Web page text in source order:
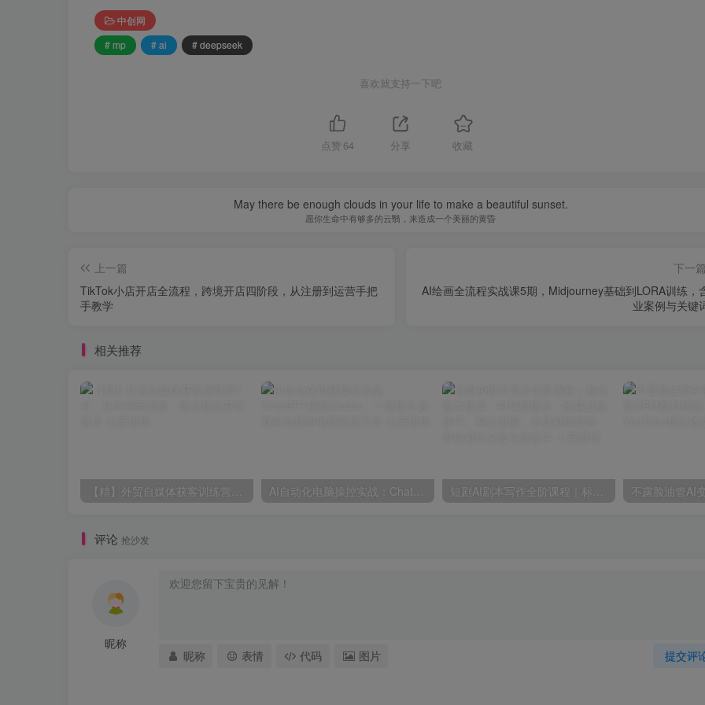
中创网
# mp
# ai # deepseek
喜欢就支持一下吧
点赞 64 分享 收藏
May there be enough clouds in your life to make a beautiful sunset.
愿你生命中有够多的云翳，来造成一个美丽的黄昏
上一篇
TikTok小店开店全流程，跨境开店四阶段，从注册到运营手把
手教学
下一篇
AI绘画全流程实战课5期，Midjourney基础到LORA训练，
业案例与关键
相关推荐
【精】外贸自媒体获客训练营7月，从内容到询盘，建立稳定获客路径 AI自动化电脑操控实战：ChatGPT搭配Codex，一键指令远程自动操控电脑完成工作 短剧AI剧本写作全阶课程｜标准剧本格式、AI写剧指令、投稿过稿技巧、网文改编、主线剧情把控、审稿避坑全套实操教学
评论 抢沙发
昵称
提交评
昵称 表情 代码 图片